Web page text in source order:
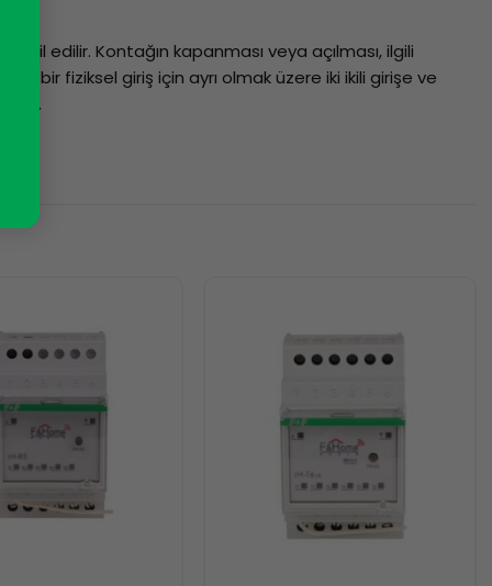
edilir. Kontağın kapanması veya açılması, ilgili
bir fiziksel giriş için ayrı olmak üzere iki ikili girişe ve
olur.